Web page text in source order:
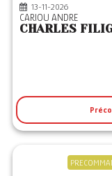
13-11-2026
CARIOU ANDRE
CHARLES